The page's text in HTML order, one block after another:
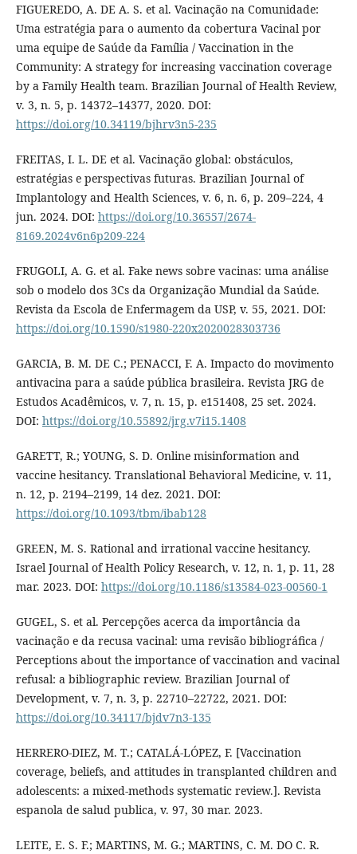
FIGUEREDO, A. DE A. S. et al. Vacinação na Comunidade:
Uma estratégia para o aumento da cobertura Vacinal por
uma equipe de Saúde da Família / Vaccination in the
Community: A strategy for increasing vaccination coverage
by a Family Health team. Brazilian Journal of Health Review,
v. 3, n. 5, p. 14372–14377, 2020. DOI:
https://doi.org/10.34119/bjhrv3n5-235
FREITAS, I. L. DE et al. Vacinação global: obstáculos,
estratégias e perspectivas futuras. Brazilian Journal of
Implantology and Health Sciences, v. 6, n. 6, p. 209–224, 4
jun. 2024. DOI: https://doi.org/10.36557/2674-
8169.2024v6n6p209-224
FRUGOLI, A. G. et al. Fake news sobre vacinas: uma análise
sob o modelo dos 3Cs da Organização Mundial da Saúde.
Revista da Escola de Enfermagem da USP, v. 55, 2021. DOI:
https://doi.org/10.1590/s1980-220x2020028303736
GARCIA, B. M. DE C.; PENACCI, F. A. Impacto do movimento
antivacina para a saúde pública brasileira. Revista JRG de
Estudos Acadêmicos, v. 7, n. 15, p. e151408, 25 set. 2024.
DOI: https://doi.org/10.55892/jrg.v7i15.1408
GARETT, R.; YOUNG, S. D. Online misinformation and
vaccine hesitancy. Translational Behavioral Medicine, v. 11,
n. 12, p. 2194–2199, 14 dez. 2021. DOI:
https://doi.org/10.1093/tbm/ibab128
GREEN, M. S. Rational and irrational vaccine hesitancy.
Israel Journal of Health Policy Research, v. 12, n. 1, p. 11, 28
mar. 2023. DOI: https://doi.org/10.1186/s13584-023-00560-1
GUGEL, S. et al. Percepções acerca da importância da
vacinação e da recusa vacinal: uma revisão bibliográfica /
Perceptions about the importance of vaccination and vacinal
refusal: a bibliographic review. Brazilian Journal of
Development, v. 7, n. 3, p. 22710–22722, 2021. DOI:
https://doi.org/10.34117/bjdv7n3-135
HERRERO-DIEZ, M. T.; CATALÁ-LÓPEZ, F. [Vaccination
coverage, beliefs, and attitudes in transplanted children and
adolescents: a mixed-methods systematic review.]. Revista
espanola de salud publica, v. 97, 30 mar. 2023.
LEITE, E. S. F.; MARTINS, M. G.; MARTINS, C. M. DO C. R.